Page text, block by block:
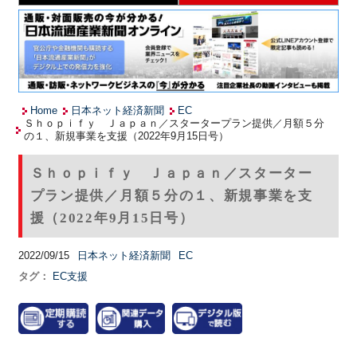
Home 日本ネット経済新聞
EC
Ｓｈｏｐｉｆｙ Ｊａｐａｎ／スタータープラン提供／月額５分
の１、新規事業を支援（2022年9月15日号）
Ｓｈｏｐｉｆｙ Ｊａｐａｎ／スターター
プラン提供／月額５分の１、新規事業を支
援（2022年9月15日号）
2022/09/15 日本ネット経済新聞
EC
タグ：
EC支援